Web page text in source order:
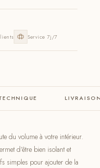
Service 7j/7
du volume à votre intérieur.
d’être bien isolant et
simples pour ajouter de la